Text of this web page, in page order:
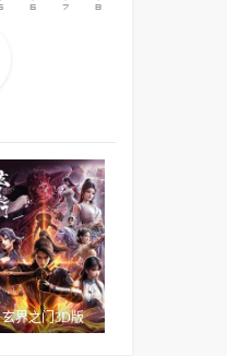
玄界之门3D版